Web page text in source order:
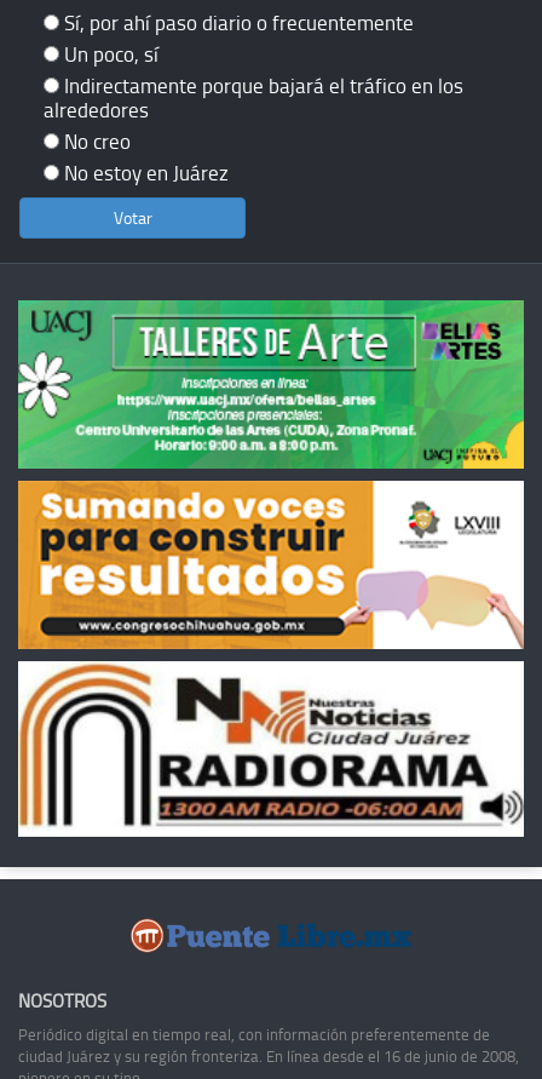
Sí, por ahí paso diario o frecuentemente
Un poco, sí
Indirectamente porque bajará el tráfico en los
alrededores
No creo
No estoy en Juárez
NOSOTROS
Periódico digital en tiempo real, con información preferentemente de
ciudad Juárez y su región fronteriza. En línea desde el 16 de junio de 2008,